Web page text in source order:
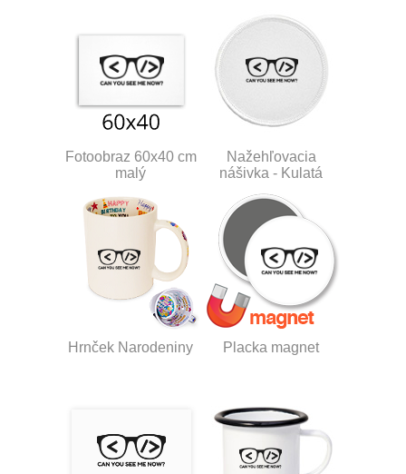
Fotoobraz 60x40 cm
malý
Nažehľovacia
nášivka - Kulatá
Hrnček Narodeniny Placka magnet